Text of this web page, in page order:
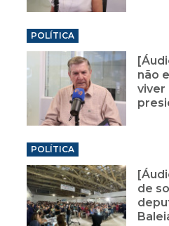
POLÍTICA
não
viver
POLÍTICA
de